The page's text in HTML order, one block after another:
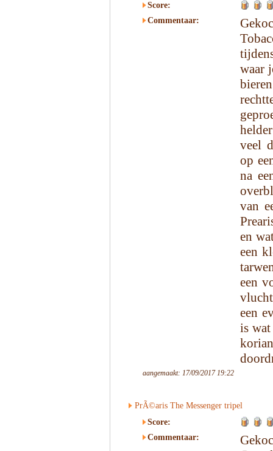
Score:
Commentaar:
waar
veel
op
na
van
en
een
een
een
is
aangemaakt: 17/09/2017 19:22
PrÃ©aris The Messenger tripel
Score:
Commentaar: